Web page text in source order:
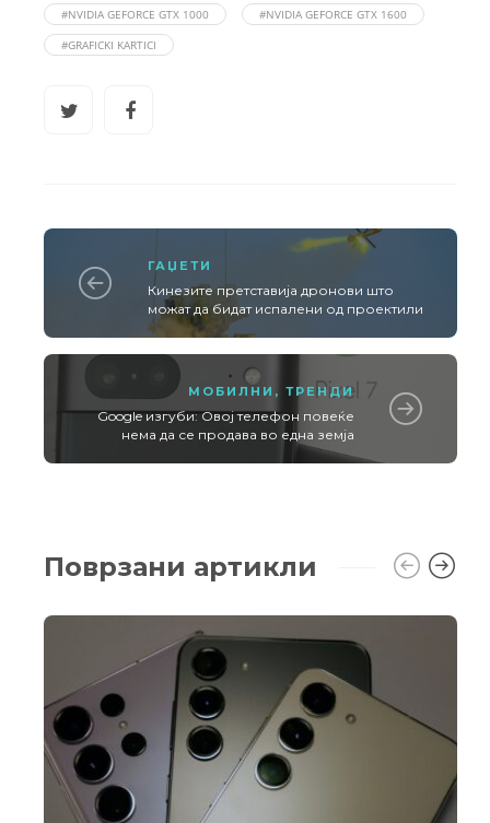
#NVIDIA GEFORCE GTX 1000
#NVIDIA GEFORCE GTX 1600
#GRAFICKI KARTICI
ГАЏЕТИ
Кинезите претставија дронови што
можат да бидат испалени од проектили
МОБИЛНИ , ТРЕНДИ
Google изгуби: Овој телефон повеќе
нема да се продава во една земја
Поврзани артикли